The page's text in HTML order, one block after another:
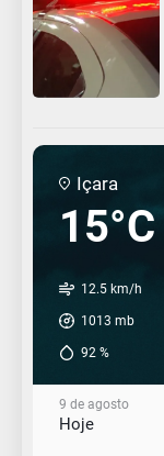
Içara
15°C
12.5 km/h
1013 mb
92 %
9 de agosto
Hoje